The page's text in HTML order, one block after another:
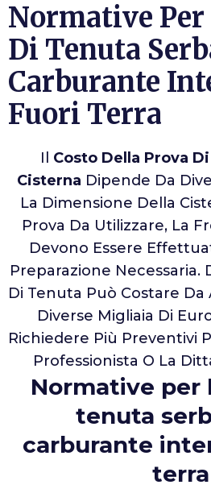
Normative Per
Di Tenuta
Carburante
Fuori Terra
Il Costo Della Prova
Cisterna Dipende Da
La Dimensione Della
Prova Da Utilizzare, La
Devono Essere
Preparazione Necessaria.
Di Tenuta Può Costare
Diverse Migliaia Di
Richiedere Più Preventivi
Professionista O La
Normative per
tenuta
carburante
terra